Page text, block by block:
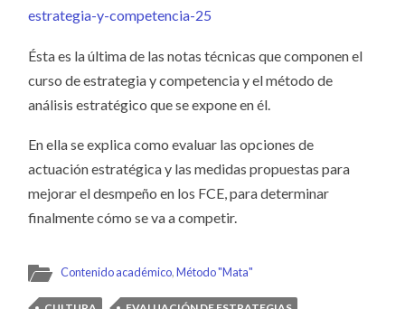
estrategia-y-competencia-25
Ésta es la última de las notas técnicas que componen el
curso de estrategia y competencia y el método de
análisis estratégico que se expone en él.
En ella se explica como evaluar las opciones de
actuación estratégica y las medidas propuestas para
mejorar el desmpeño en los FCE, para determinar
finalmente cómo se va a competir.
Contenido académico,Método "Mata"